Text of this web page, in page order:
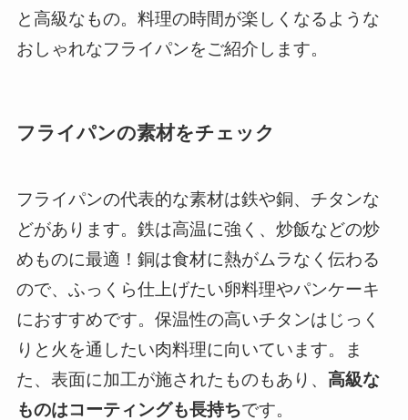
と高級なもの。料理の時間が楽しくなるような
おしゃれなフライパンをご紹介します。
フライパンの素材をチェック
フライパンの代表的な素材は鉄や銅、チタンな
どがあります。鉄は高温に強く、炒飯などの炒
めものに最適！銅は食材に熱がムラなく伝わる
ので、ふっくら仕上げたい卵料理やパンケーキ
におすすめです。保温性の高いチタンはじっく
りと火を通したい肉料理に向いています。ま
た、表面に加工が施されたものもあり、 高級な
ものはコーティングも長持ちです。